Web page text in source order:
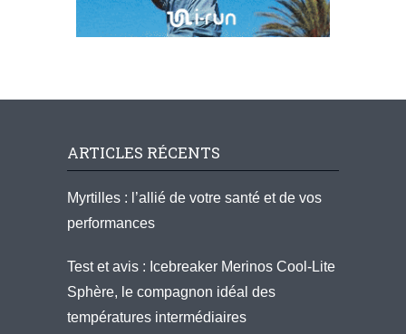
ARTICLES RÉCENTS
Myrtilles : l’allié de votre santé et de vos
performances
Test et avis : Icebreaker Merinos Cool-Lite
Sphère, le compagnon idéal des
températures intermédiaires